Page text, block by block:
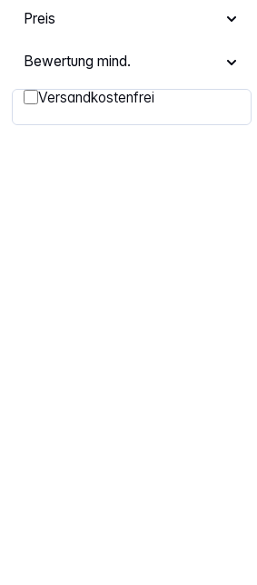
Preis
Bewertung mind.
Filter hinzufügen: Versandkostenfrei
Versandkostenfrei